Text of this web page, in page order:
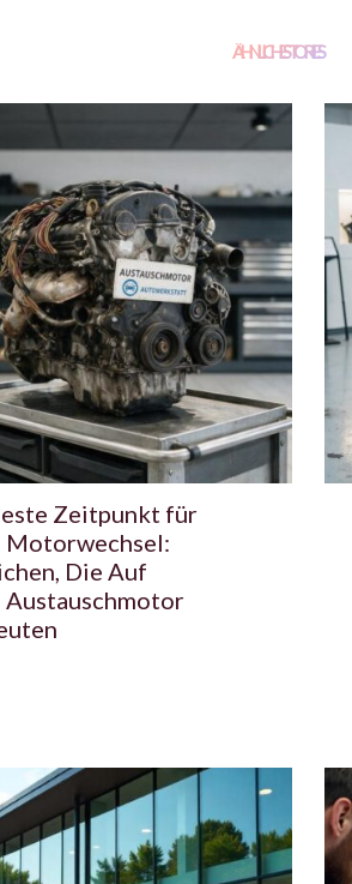
ÄHNLICHE STORIES
Zeitpunkt für
Motorwechsel:
Die Auf
Austauschmotor